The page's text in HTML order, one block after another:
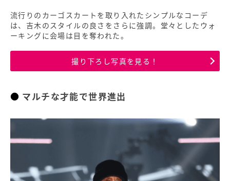
流行りのカーゴスカートを取り入れたシンプルなコーデ
は、吉木のスタイルの良さをさらに強調。堂々としたウォ
ーキングに会場は目を奪われた。
撮り下ろし写真を見る！
マルチな才能で世界進出